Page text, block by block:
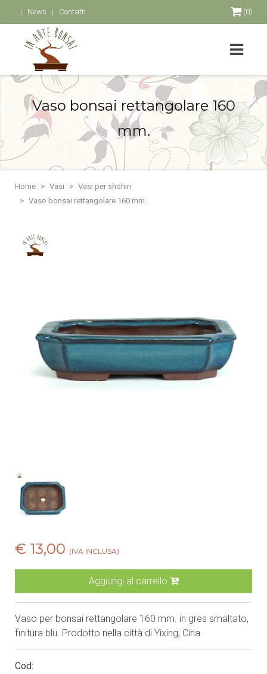
News Contatti (0)
Vaso bonsai rettangolare 160
mm.
Home Vasi
Vasi per shohin
Vaso bonsai rettangolare 160 mm.
€ 13,00 (IVA INCLUSA)
Aggiungi al carrello
Vaso per bonsai rettangolare 160 mm. in gres smaltato,
finitura blu. Prodotto nella città di Yixing, Cina.
Cod: